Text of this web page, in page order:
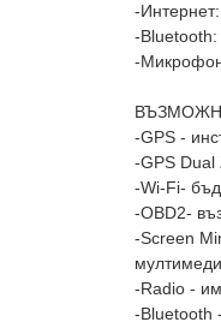
-
-Bluetooth:
-
-GPS -
-GPS Dual
-Wi-Fi-
-OBD2-
-Screen
-Radio -
-Bluetooth